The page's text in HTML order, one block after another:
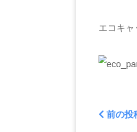
エコキ
前の投